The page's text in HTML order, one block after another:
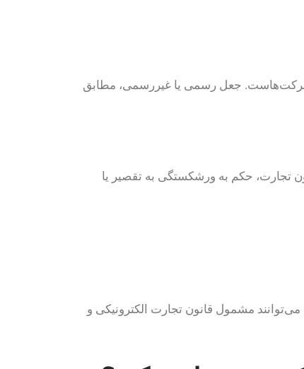
شرکت‌هاست. جعل رسمی یا غیررسمی، مطابق
سهل‌انگاری یا حیله‌گری مدیران که موجب ورشکستگی شرکت شود، دادگاه طبق مواد 541 تا 543 قانون تجارت، حکم به ورشکستگی به تقصیر یا
مشمول قانون تجارت الکترونیکی و